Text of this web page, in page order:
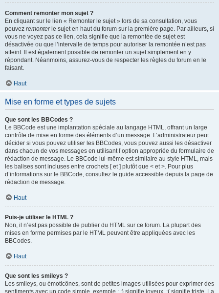
Comment remonter mon sujet ?
En cliquant sur le lien « Remonter le sujet » lors de sa consultation, vous
pouvez remonterle sujet en haut du forum sur la première page. Par ailleurs, si
vous ne voyez pas ce lien, cela signifie que la remontée de sujet est
désactivée ou que l’intervalle de temps pour autoriser la remontée n’est pas
atteint. Il est également possible de remonter un sujet simplement en y
répondant. Néanmoins, assurez-vous de respecter les règles du forum en le
faisant.
Haut
Mise en forme et types de sujets
Que sont les BBCodes ?
Le BBCode est une implantation spéciale au langage HTML, offrant un large
contrôle de mise en forme des éléments d’un message. L’administrateur peut
décider si vous pouvez utiliser les BBCodes, vous pouvez aussi les désactiver
dans chacun de vos messages en utilisant l’option appropriée du formulaire de
rédaction de message. Le BBCode lui-même est similaire au style HTML, mais
les balises sont incluses entre crochets [ et ] plutôt que < et >. Pour plus
d’informations sur le BBCode, consultez le guide accessible depuis la page de
rédaction de message.
Haut
Puis-je utiliser le HTML ?
Non, il n’est pas possible de publier du HTML sur ce forum. La plupart des
mises en forme permises par le HTML peuvent être appliquées avec les
BBCodes.
Haut
Que sont les smileys ?
Les smileys, ou émoticônes, sont de petites images utilisées pour exprimer des
sentiments avec un code simple, exemple : :) signifie joyeux, :( signifie triste. La